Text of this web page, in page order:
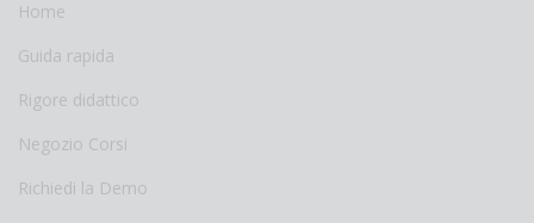
Home
Guida rapida
Rigore didattico
Negozio Corsi
Richiedi la Demo